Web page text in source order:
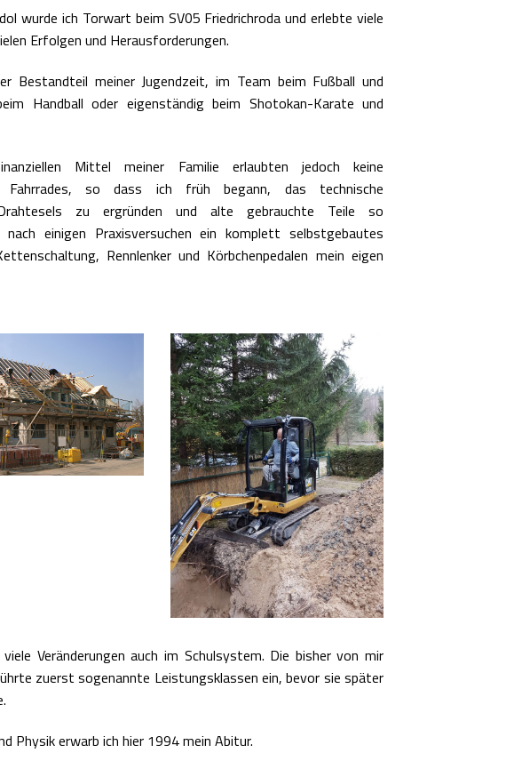
wurde ich Torwart beim SV05 Friedrichroda und erlebte viele
Erfolgen und Herausforderungen.
Bestandteil meiner Jugendzeit, im Team beim Fußball und
Handball oder eigenständig beim Shotokan-Karate und
Mittel meiner Familie erlaubten jedoch keine
Fahrrades, so dass ich früh begann, das technische
zu ergründen und alte gebrauchte Teile so
einigen Praxisversuchen ein komplett selbstgebautes
Rennlenker und Körbchenpedalen mein eigen
Veränderungen auch im Schulsystem. Die bisher von mir
zuerst sogenannte Leistungsklassen ein, bevor sie später
Physik erwarb ich hier 1994 mein Abitur.